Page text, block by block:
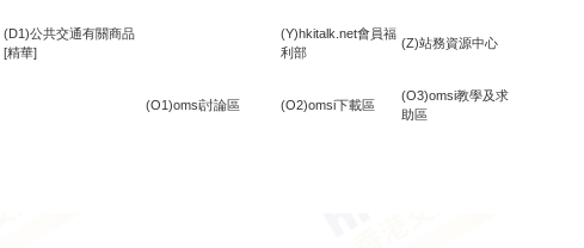
(D1)公共交通有關商品
[精華]
(Y)hkitalk.net會員福
利部
(Z)站務資源中心
(O1)omsi討論區 (O2)omsi下載區
(O3)omsi教學及求
助區